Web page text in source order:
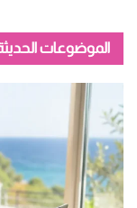
الموضوعات